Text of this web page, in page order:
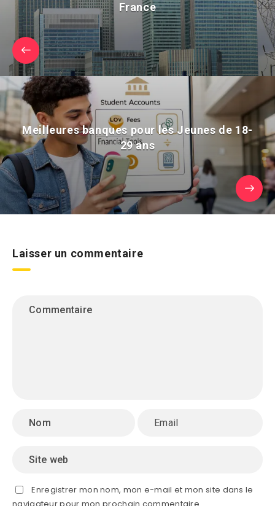
France
Meilleures banques pour les Jeunes de 18-
29 ans
Laisser un commentaire
Enregistrer mon nom, mon e-mail et mon site dans le